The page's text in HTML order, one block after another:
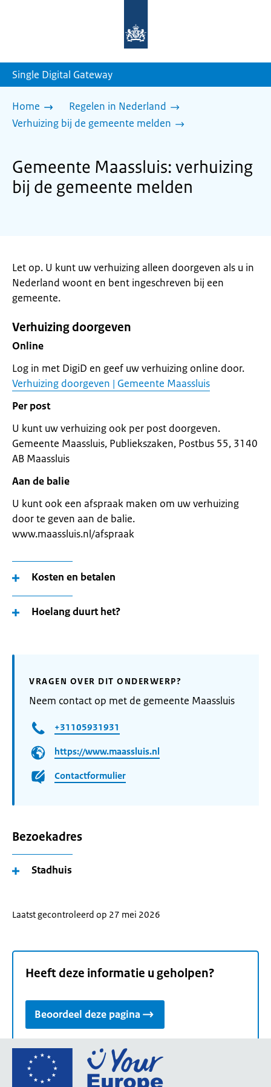
homepage
Single Digital Gateway
Home
Regelen in Nederland
Verhuizing bij de gemeente melden
Gemeente Maassluis: verhuizing
bij de gemeente melden
Let op. U kunt uw verhuizing alleen doorgeven als u in
Nederland woont en bent ingeschreven bij een
gemeente.
Verhuizing doorgeven
Online
Log in met DigiD en geef uw verhuizing online door.
Verhuizing doorgeven | Gemeente Maassluis
Per post
U kunt uw verhuizing ook per post doorgeven.
Gemeente Maassluis, Publiekszaken, Postbus 55, 3140
AB Maassluis
Aan de balie
U kunt ook een afspraak maken om uw verhuizing
door te geven aan de balie.
www.maassluis.nl/afspraak
Kosten en betalen
Hoelang duurt het?
VRAGEN OVER DIT ONDERWERP?
Neem contact op met de gemeente Maassluis
+31105931931
https://www.maassluis.nl
Contactformulier
Bezoekadres
Stadhuis
Laatst gecontroleerd op 27 mei 2026
Heeft deze informatie u geholpen?
Beoordeel deze pagina
Ga